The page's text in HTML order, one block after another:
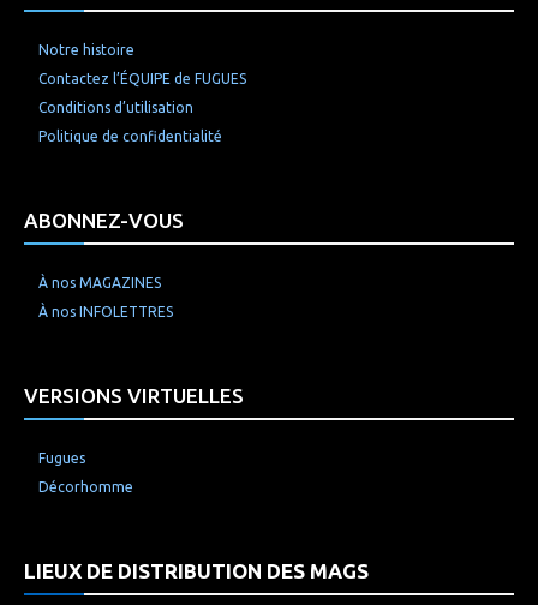
Notre histoire
Contactez l’ÉQUIPE de FUGUES
Conditions d’utilisation
Politique de confidentialité
ABONNEZ-VOUS
À nos MAGAZINES
À nos INFOLETTRES
VERSIONS VIRTUELLES
Fugues
Décorhomme
LIEUX DE DISTRIBUTION DES MAGS